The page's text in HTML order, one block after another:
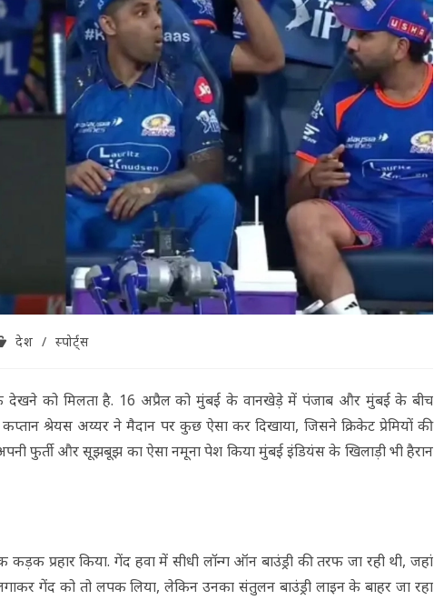
देश / स्पोर्ट्स
को मिलता है. 16 अप्रैल को मुंबई के वानखेड़े में पंजाब और मुंबई के बीच
श्रेयस अय्यर ने मैदान पर कुछ ऐसा कर दिखाया, जिसने क्रिकेट प्रेमियों की
फुर्ती और सूझबूझ का ऐसा नमूना पेश किया मुंबई इंडियंस के खिलाड़ी भी हैरान
कड़क प्रहार किया. गेंद हवा में सीधी लॉन्ग ऑन बाउंड्री की तरफ जा रही थी, जहां
गेंद को तो लपक लिया, लेकिन उनका संतुलन बाउंड्री लाइन के बाहर जा रहा